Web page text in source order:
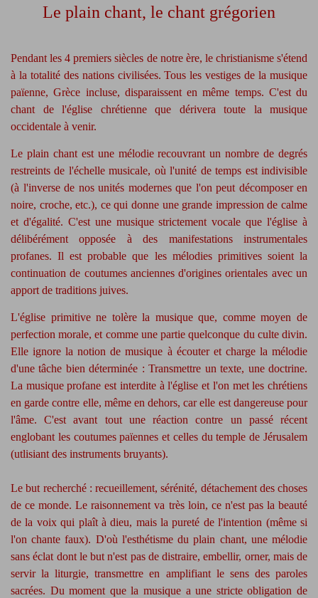
Le plain chant, le chant grégorien
Pendant les 4 premiers siècles de notre ère, le christianisme s'étend
à la totalité des nations civilisées. Tous les vestiges de la musique
païenne, Grèce incluse, disparaissent en même temps. C'est du
chant de l'église chrétienne que dérivera toute la musique
occidentale à venir.
Le plain chant est une mélodie recouvrant un nombre de degrés
restreints de l'échelle musicale, où l'unité de temps est indivisible
(à l'inverse de nos unités modernes que l'on peut décomposer en
noire, croche, etc.), ce qui donne une grande impression de calme
et d'égalité. C'est une musique strictement vocale que l'église à
délibérément opposée à des manifestations instrumentales
profanes. Il est probable que les mélodies primitives soient la
continuation de coutumes anciennes d'origines orientales avec un
apport de traditions juives.
L'église primitive ne tolère la musique que, comme moyen de
perfection morale, et comme une partie quelconque du culte divin.
Elle ignore la notion de musique à écouter et charge la mélodie
d'une tâche bien déterminée : Transmettre un texte, une doctrine.
La musique profane est interdite à l'église et l'on met les chrétiens
en garde contre elle, même en dehors, car elle est dangereuse pour
l'âme. C'est avant tout une réaction contre un passé récent
englobant les coutumes païennes et celles du temple de Jérusalem
(utlisiant des instruments bruyants).
Le but recherché : recueillement, sérénité, détachement des choses
de ce monde. Le raisonnement va très loin, ce n'est pas la beauté
de la voix qui plaît à dieu, mais la pureté de l'intention (même si
l'on chante faux). D'où l'esthétisme du plain chant, une mélodie
sans éclat dont le but n'est pas de distraire, embellir, orner, mais de
servir la liturgie, transmettre en amplifiant le sens des paroles
sacrées. Du moment que la musique a une stricte obligation de